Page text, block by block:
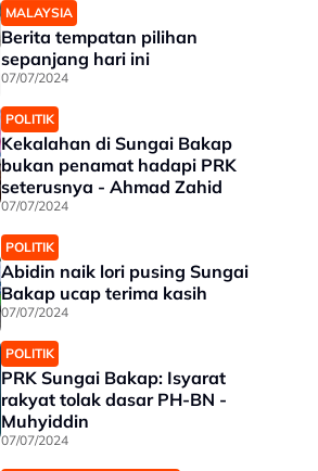
MALAYSIA
Berita tempatan pilihan
sepanjang hari ini
07/07/2024
POLITIK
Kekalahan di Sungai Bakap
bukan penamat hadapi PRK
seterusnya - Ahmad Zahid
07/07/2024
POLITIK
Abidin naik lori pusing Sungai
Bakap ucap terima kasih
07/07/2024
POLITIK
PRK Sungai Bakap: Isyarat
rakyat tolak dasar PH-BN -
Muhyiddin
07/07/2024